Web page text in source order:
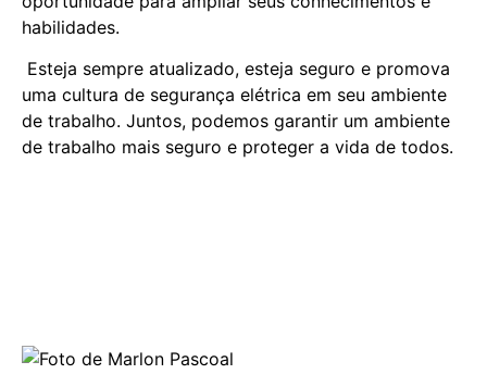
habilidades.
Esteja sempre atualizado, esteja seguro e promova
uma cultura de segurança elétrica em seu ambiente
de trabalho. Juntos, podemos garantir um ambiente
de trabalho mais seguro e proteger a vida de todos.